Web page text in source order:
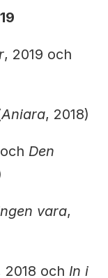
, 2019 och
Aniara, 2018)
Den
vara,
2018 och In i